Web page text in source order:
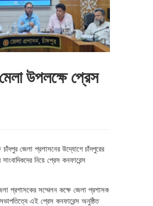
উপলক্ষে প্রেস
জেলা প্রশাসনের উদ্যোগে চাঁদপুরের
নিয়ে প্রেস কনফারেন্স
প্রশাসকের সম্মেলন কক্ষে জেলা প্রশাসক
এই প্রেস কনফারেন্স অনুষ্ঠিত